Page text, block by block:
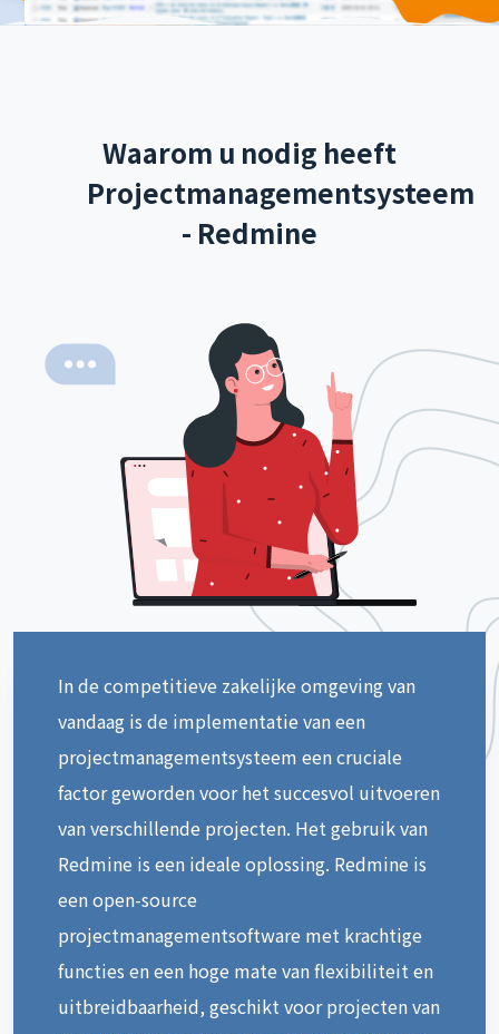
Waarom u nodig heeft
Projectmanagementsysteem
- Redmine
In de competitieve zakelijke omgeving van
vandaag is de implementatie van een
projectmanagementsysteem een cruciale
factor geworden voor het succesvol uitvoeren
van verschillende projecten. Het gebruik van
Redmine is een ideale oplossing. Redmine is
een open-source
projectmanagementsoftware met krachtige
functies en een hoge mate van flexibiliteit en
uitbreidbaarheid, geschikt voor projecten van